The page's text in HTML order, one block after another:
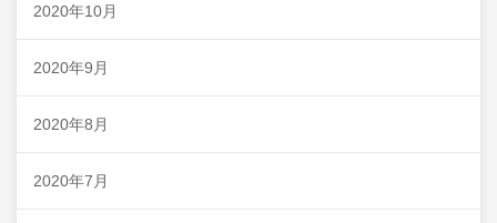
2020年10月
2020年9月
2020年8月
2020年7月